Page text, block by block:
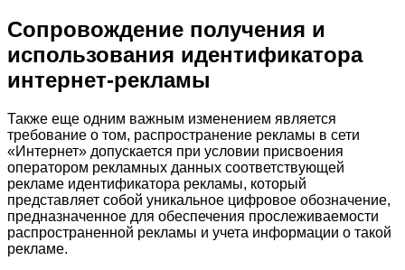
Сопровождение получения и
использования идентификатора
интернет-рекламы
Также еще одним важным изменением является
требование о том, распространение рекламы в сети
«Интернет» допускается при условии присвоения
оператором рекламных данных соответствующей
рекламе идентификатора рекламы, который
представляет собой уникальное цифровое обозначение,
предназначенное для обеспечения прослеживаемости
распространенной рекламы и учета информации о такой
рекламе.